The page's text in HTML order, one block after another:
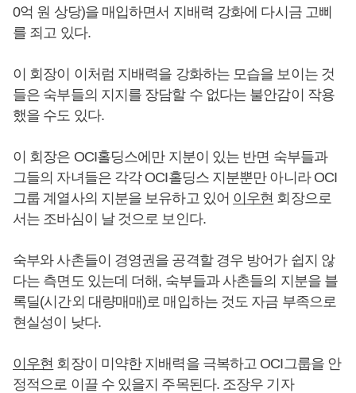
0억 원 상당)을 매입하면서 지배력 강화에 다시금 고삐
를 죄고 있다.
이 회장이 이처럼 지배력을 강화하는 모습을 보이는 것
들은 숙부들의 지지를 장담할 수 없다는 불안감이 작용
했을 수도 있다.
이 회장은 OCI홀딩스에만 지분이 있는 반면 숙부들과
그들의 자녀들은 각각 OCI홀딩스 지분뿐만 아니라 OCI
그룹 계열사의 지분을 보유하고 있어 이우현 회장으로
서는 조바심이 날 것으로 보인다.
숙부와 사촌들이 경영권을 공격할 경우 방어가 쉽지 않
다는 측면도 있는데 더해, 숙부들과 사촌들의 지분을 블
록딜(시간외 대량매매)로 매입하는 것도 자금 부족으로
현실성이 낮다.
이우현 회장이 미약한 지배력을 극복하고 OCI그룹을 안
정적으로 이끌 수 있을지 주목된다. 조장우 기자